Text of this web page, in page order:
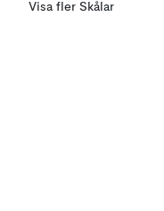
Visa fler Skålar